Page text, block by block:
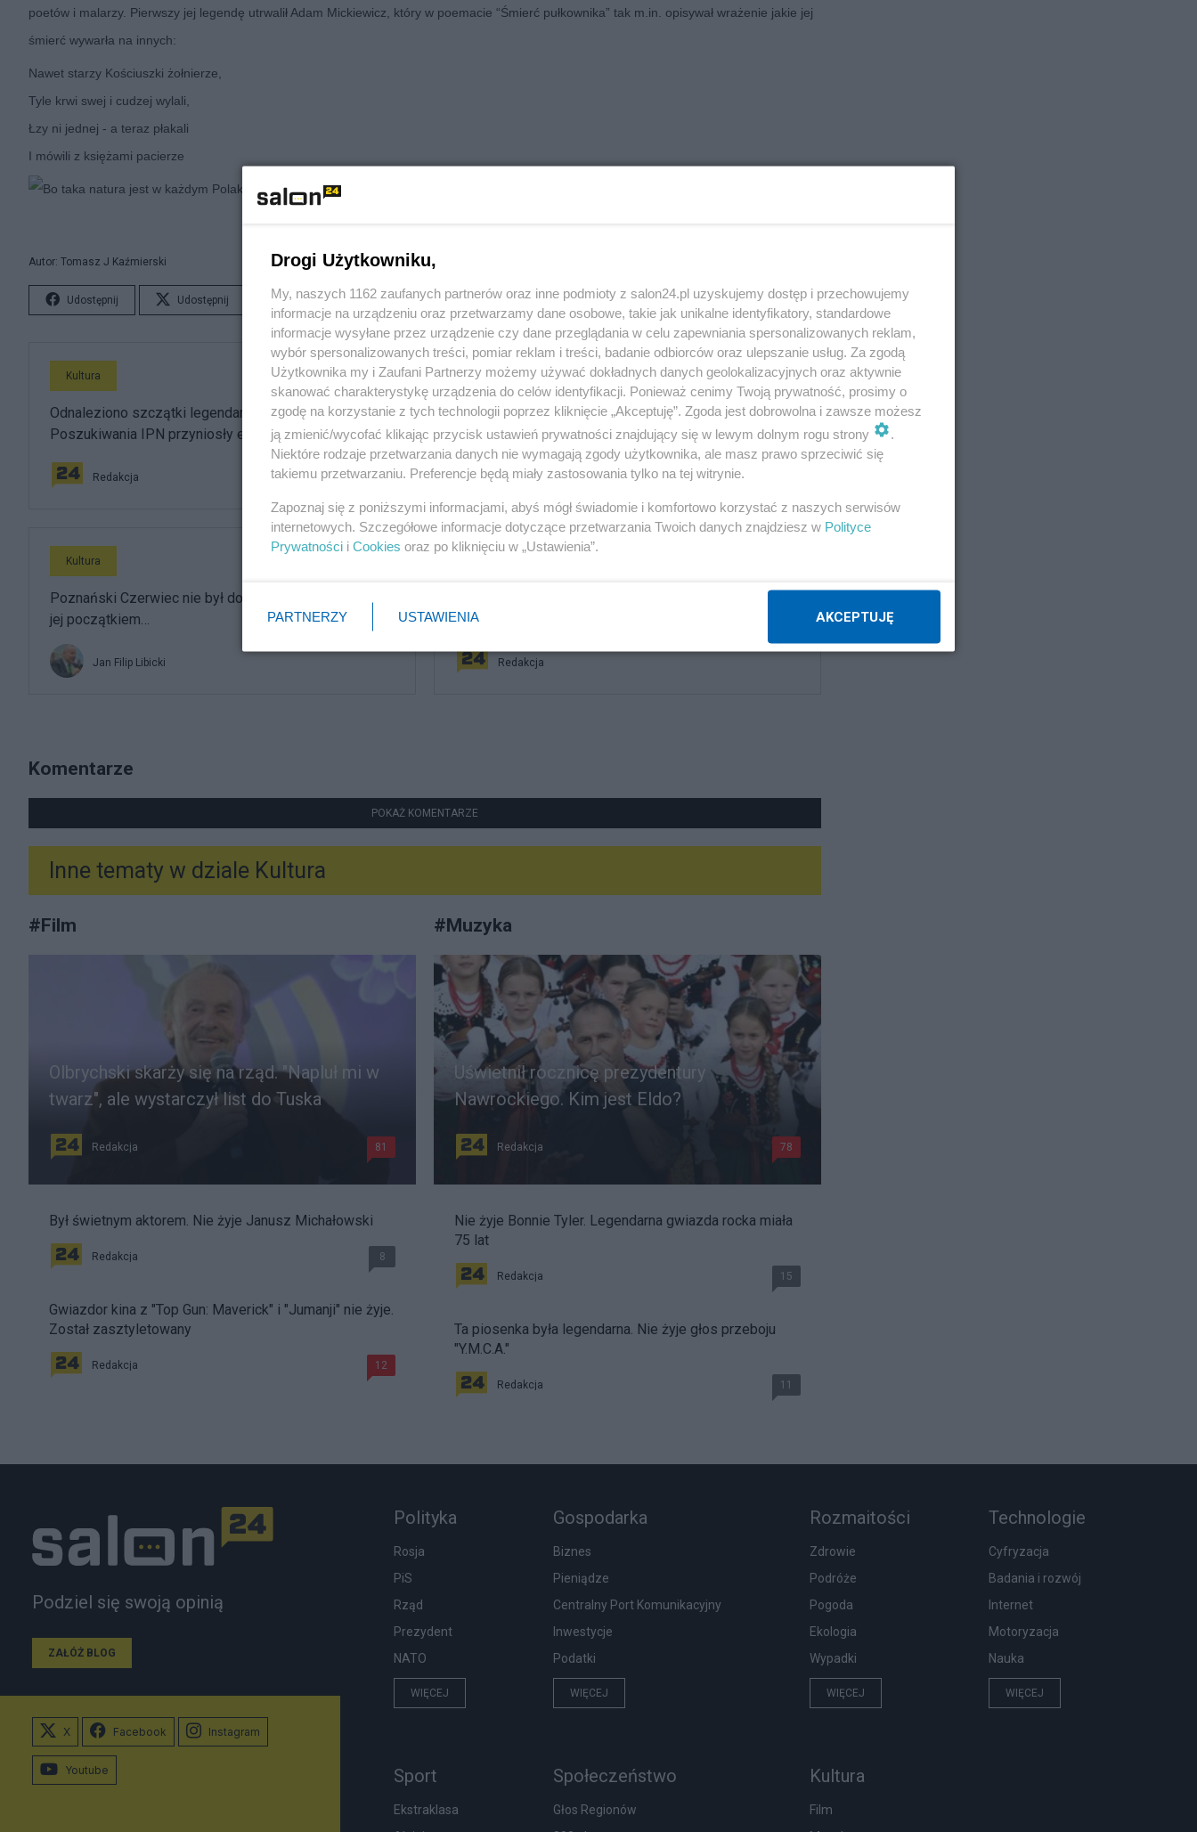
poetów i malarzy. Pierwszy jej legendę utrwalił Adam Mickiewicz, który w poemacie “Śmierć pułkownika” tak m.in. opisywał wrażenie jakie jej
śmierć wywarła na innych:
Nawet starzy Kościuszki żołnierze,
Tyle krwi swej i cudzej wylali,
Łzy ni jednej - a teraz płakali
I mówili z księżami pacierze
Autor: Tomasz J Kaźmierski
Udostępnij Udostępnij Lubię to! Skomentuj Obserwuj notkę
Kultura
Odnaleziono szczątki legendarnego "Roja".
Poszukiwania IPN przyniosły efekt
Redakcja
Kultura
Rocznica pogromu w Jedwabnem. Oficjalne obchody i
kontrowersje
Redakcja
Kultura
Poznański Czerwiec nie był dodatkiem do historii. Był
jej początkiem…
Jan Filip Libicki
inicjatywa prezydenta Nawrockiego
Redakcja
Komentarze
POKAŻ KOMENTARZE
Inne tematy w dziale Kultura
#Film
Olbrychski skarży się na rząd. "Napluł mi w
twarz", ale wystarczył list do Tuska
Redakcja 81
Był świetnym aktorem. Nie żyje Janusz Michałowski
Redakcja 8
Gwiazdor kina z "Top Gun: Maverick" i "Jumanji" nie żyje.
Został zasztyletowany
Redakcja 12
#Muzyka
Uświetnił rocznicę prezydentury
Nawrockiego. Kim jest Eldo?
Redakcja 78
Nie żyje Bonnie Tyler. Legendarna gwiazda rocka miała
75 lat
Redakcja 15
Ta piosenka była legendarna. Nie żyje głos przeboju
"Y.M.C.A."
Redakcja 11
Podziel się swoją opinią
ZAŁÓŻ BLOG
Polityka
Rosja
PiS
Rząd
Prezydent
NATO
WIĘCEJ
Gospodarka
Biznes
Pieniądze
Centralny Port Komunikacyjny
Inwestycje
Podatki
WIĘCEJ
Rozmaitości
Zdrowie
Podróże
Pogoda
Ekologia
Wypadki
WIĘCEJ
Technologie
Cyfryzacja
Badania i rozwój
Internet
Motoryzacja
Nauka
WIĘCEJ
Sport
Ekstraklasa
Społeczeństwo
Głos Regionów
Kultura
Film
X Facebook Instagram
Youtube
Drogi Użytkowniku,
My, naszych 1162 zaufanych partnerów oraz inne podmioty z salon24.pl uzyskujemy dostęp i przechowujemy
informacje na urządzeniu oraz przetwarzamy dane osobowe, takie jak unikalne identyfikatory, standardowe
informacje wysyłane przez urządzenie czy dane przeglądania w celu zapewniania spersonalizowanych reklam,
wybór spersonalizowanych treści, pomiar reklam i treści, badanie odbiorców oraz ulepszanie usług. Za zgodą
Użytkownika my i Zaufani Partnerzy możemy używać dokładnych danych geolokalizacyjnych oraz aktywnie
skanować charakterystykę urządzenia do celów identyfikacji. Ponieważ cenimy Twoją prywatność, prosimy o
zgodę na korzystanie z tych technologii poprzez kliknięcie „Akceptuję”. Zgoda jest dobrowolna i zawsze możesz
ją zmienić/wycofać klikając przycisk ustawień prywatności znajdujący się w lewym dolnym rogu strony
Niektóre rodzaje przetwarzania danych nie wymagają zgody użytkownika, ale masz prawo sprzeciwić się
takiemu przetwarzaniu. Preferencje będą miały zastosowania tylko na tej witrynie.
Zapoznaj się z poniższymi informacjami, abyś mógł świadomie i komfortowo korzystać z naszych serwisów
internetowych. Szczegółowe informacje dotyczące przetwarzania Twoich danych znajdziesz w Polityce
Prywatności i Cookies oraz po kliknięciu w „Ustawienia”.
PARTNERZY USTAWIENIA AKCEPTUJĘ